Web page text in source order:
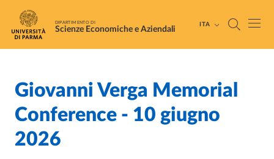
Salta al contenuto principale
Skip to footer
DIPARTIMENTO DI
Scienze Economiche e Aziendali
ITA
Home /
Cerca una notizia
Giovanni Verga Memorial
Conference - 10 giugno
2026